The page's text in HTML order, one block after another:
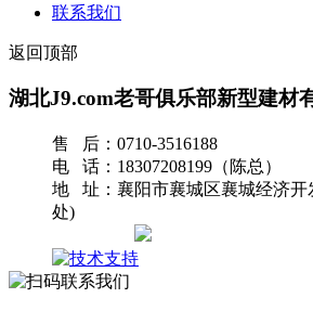
联系我们
返回顶部
湖北J9.com老哥俱乐部新型建材
售 后：0710-3516188
电 话：18307208199（陈总）
地 址：襄阳市襄城区襄城经济开
处)